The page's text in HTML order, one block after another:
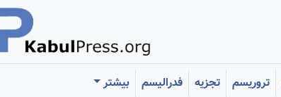
تروریسم تجزیه فدرالیسم
بیشتر